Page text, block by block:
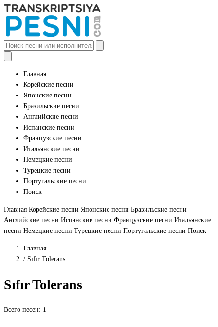
Главная
Корейские песни
Японские песни
Бразильские песни
Английские песни
Испанские песни
Французские песни
Итальянские песни
Немецкие песни
Турецкие песни
Португальские песни
Поиск
Главная Корейские песни Японские песни Бразильские песни
Английские песни Испанские песни Французские песни Итальянские
песни Немецкие песни Турецкие песни Португальские песни Поиск
Главная
/ Sıfır Tolerans
Sıfır Tolerans
Всего песен: 1